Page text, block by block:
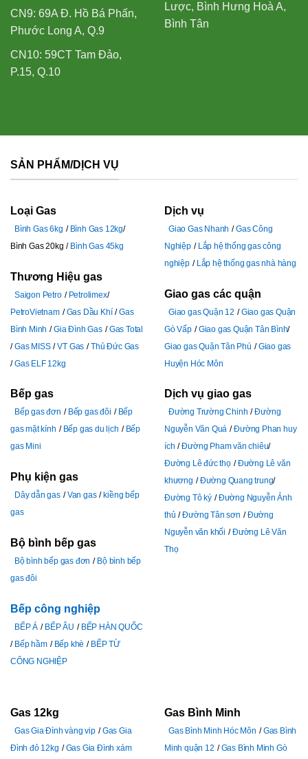
CN9: 69A Đ. Hồ Bá Phấn,
Phước Long A, Q.9
CN10: 59CT Tam Đảo,
P.15, Q.10
Lược, Bình Hưng Hoà A,
Bình Tân
SẢN PHẨM/DỊCH VỤ
Loại Gas
Bình Gas 6kg
Bình Gas 12kg
Bình Gas 20kg
Bình Gas 45kg
Thương Hiệu gas
Saigon Petro
Petrolimex
PetroVietnam
Gas Dầu Khí
Gas
Bình Minh
Gia Đình Gas
Gas Total
Gas MISS
VT Gas
Thủ Đức Gas
Gas ELF 12kg
Bếp gas
Bếp gas đơn Bếp gas đôi
Bếp
gas mặt kính
Bếp gas du lịch
Bếp
gas Mini
Phụ kiện gas
Dây dẫn gas Van gas
kiềng bếp
gas
Bộ bình bếp gas
Bộ bình bếp gas đơn
Bộ bình bếp
gas đôi
Bếp công nghiệp
BẾP Á BẾP ÂU
BẾP HÀN QUỐC
Bếp hầm
Bếp khè
BẾP TỪ
CÔNG NGHIỆP
Dịch vụ
Giao Gas Nhanh
Gas Công
Nghiệp
Lắp hệ thống gas công
nghiệp
Lắp hệ thống gas nhà hàng
Giao gas các quận
Giao gas Quận 12
Giao gas Quận
Gò Vấp
Giao gas Quận Tân Bình
Giao gas Quận Tân Phú
Giao gas
Huyện Hóc Môn
Dịch vụ giao gas
Đường Trường Chinh
Đường
Nguyễn Văn Quá
Đường Phan huy
ích
Đường Pham văn chiêu
Đường Lê đức thọ
Đường Lê văn
khương
Đường Quang trung
Đường Tô ký
Đường Nguyễn Ảnh
thủ
Đường Tân sơn
Đường
Nguyễn văn khối
Đường Lê Văn
Thọ
Gas 12kg
Gas Gia Đình vàng vip
Gas Gia
Đình đỏ 12kg
Gas Gia Đình xám
Gas Bình Minh
Gas Bình Minh Hóc Môn
Gas Bình
Minh quận 12
Gas Bình Minh Gò